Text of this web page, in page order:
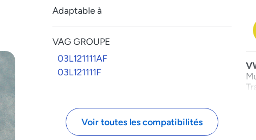
Adaptable à
VAG GROUPE
03L121111AF
03L121111F
Voir toutes les compatibilités